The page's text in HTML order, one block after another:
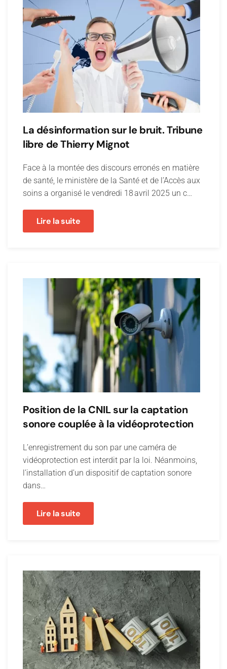
La désinformation sur le bruit. Tribune
libre de Thierry Mignot
Face à la montée des discours erronés en matière
de santé, le ministère de la Santé et de l’Accès aux
soins a organisé le vendredi 18 avril 2025 un c…
Lire la suite
Position de la CNIL sur la captation
sonore couplée à la vidéoprotection
L’enregistrement du son par une caméra de
vidéoprotection est interdit par la loi. Néanmoins,
l’installation d’un dispositif de captation sonore
dans…
Lire la suite